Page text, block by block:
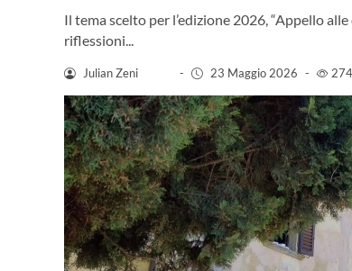
Il tema scelto per l’edizione 2026, “Appello
riflessioni...
Julian Zeni - 23 Maggio 2026 - 274